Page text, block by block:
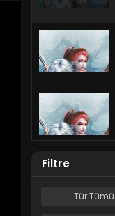
Filtre
TürTümü